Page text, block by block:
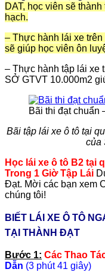
DAT, học viên sẽ
hạch.
– Thực hành lái xe
sẽ giúp học viên ôn
– Thực hành tập lái xe
SỞ GTVT 10.000m2
Bãi thi đạt chuẩn
Bãi tập lái xe ô tô tại
của
Học lái xe ô tô B2 tại
Trong 1 Giờ Tập Lái
Đạt. Mời các bạn xem
chúng tôi!
BIẾT LÁI XE Ô TÔ
TẠI THÀNH ĐẠT
Bước 1: Các Thao
Dẫn (3 phút 41 giây)